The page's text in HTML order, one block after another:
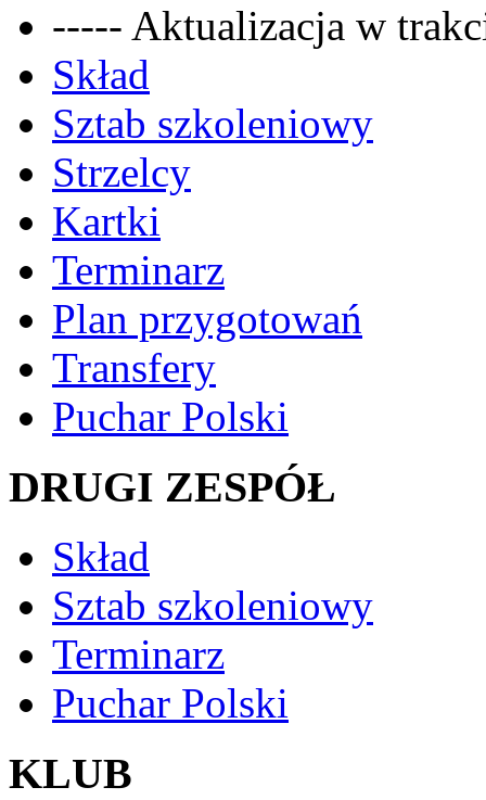
----- Aktualizacja w
Skład
Sztab szkoleniowy
Strzelcy
Kartki
Terminarz
Plan przygotowań
Transfery
Puchar Polski
DRUGI ZESPÓŁ
Skład
Sztab szkoleniowy
Terminarz
Puchar Polski
KLUB